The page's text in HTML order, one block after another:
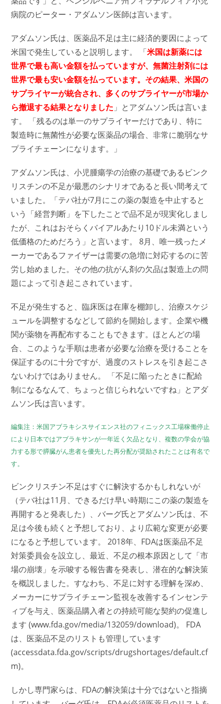
病院のピーター・アダムソン医師は言います。
アダムソン氏は、医薬品不足は主に経済的要因によって
米国で発生していると説明します。 「米国は新薬には
世界で最も高い金額を払っていますが、無菌注射剤には
世界で最も安い金額を払っています。その結果、米国の
サプライヤーが統合され、多くのサプライヤーが市場か
ら撤退する結果となりました 」とアダムソン氏は言いま
す。 「残るのは単一のサプライヤーだけであり、特に
製造時に無菌性が必要な医薬品の場合、非常に脆弱なサ
プライチェーンになります。」
アダムソン氏は、小児腫瘍学の治療の基礎であるビンク
リスチンの不足が最悪のシナリオであると長い間考えて
いました。「テバ社が7月にこの薬の製造を中止すると
いう「経営判断」を下したことで品不足が現実化しまし
たが、これはおそらくバイアルあたり10ドル未満という
低価格のためだろう」と言います。 8月、唯一残ったメ
ーカーであるファイザーは需要の急増に対応するのに苦
労し始めました。その他の抗がん剤の欠品は製造上の問
題によって引き起こされています。
不足が発生すると、臨床医は在庫を棚卸し、治療スケジ
ュールを調整するなどして節約を開始します。企業や機
関が薬物を再配布することもできます。ほとんどの場
合、このような手順は患者が必要な治療を受けることを
保証するのに十分ですが、過度のストレスを引き起こさ
ないわけではありません。 「不足に陥ったときに配給
制になるなんて、ちょっと信じられないですね」とアダ
ムソン氏は言います。
編集注：米国アブラキシスサイエンス社のフィニックス工場稼働停止
により日本ではアブラキサンが一年近く欠品となり、複数の学会が協
力する形で膵臓がん患者を優先した再分配が奨励されたことは有名で
す。
ビンクリスチン不足はすぐに解決するかもしれないが
（テバ社は11月、できるだけ早い時期にこの薬の製造を
再開すると発表した）、バーグ氏とアダムソン氏は、不
足は今後も続くと予想しており、より広範な変更が必要
になると予想しています。 2018年、FDAは医薬品不足
対策委員会を設立し、最近、不足の根本原因として「市
場の崩壊」を示唆する報告書を発表し、潜在的な解決策
を概説しました。すなわち、不足に対する理解を深め、
メーカーにサプライチェーン監視を改善するインセンテ
ィブを与え、医薬品購入者との持続可能な契約の促進し
ます (www.fda.gov/media/132059/download)。 FDA
は、医薬品不足のリストも管理しています
(accessdata.fda.gov/scripts/drugshortages/default.cf
m)。
しかし専門家らは、FDAの解決策は十分ではないと指摘